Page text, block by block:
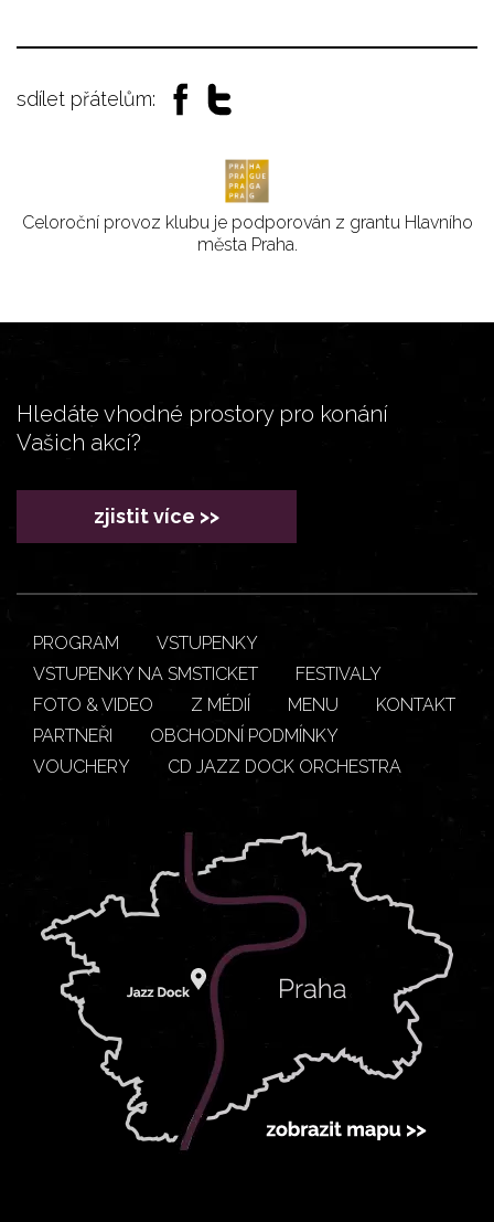
sdílet přátelům:
Celoroční provoz klubu je podporován z grantu Hlavního
města Praha.
Hledáte vhodné prostory pro konání
Vašich akcí?
zjistit více >>
PROGRAM
VSTUPENKY
VSTUPENKY NA SMSTICKET
FESTIVALY
FOTO & VIDEO
Z MÉDIÍ MENU
KONTAKT
PARTNEŘI
OBCHODNÍ PODMÍNKY
VOUCHERY
CD JAZZ DOCK ORCHESTRA